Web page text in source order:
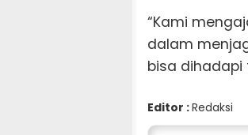
“Kami
dalam
bisa dihadapi
Editor :Redaksi